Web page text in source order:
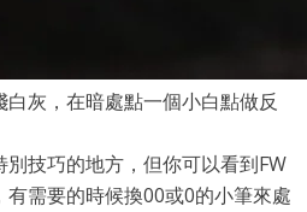
灰，在暗處點一個小白點做反
技巧的地方，但你可以看到FW
需要的時候換00或0的小筆來處